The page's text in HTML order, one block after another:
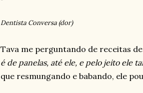
Dentista Conversa (dor)
Tava me perguntando de receitas
é de panelas, até ele, e pelo jeito ele
que resmungando e babando, ele